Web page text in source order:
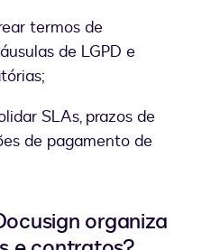
termos de
de LGPD e
SLAs, prazos de
de pagamento de
organiza